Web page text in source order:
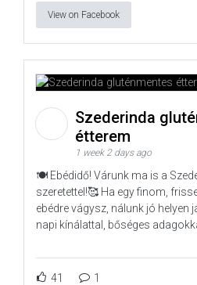
View on Facebook
Szederinda
étterem
1 week 2 days ago
🍽️ Ebédidő! Várunk ma is a
szeretettel!🥰 Ha egy finom,
ebédre vágysz, nálunk jó helyen
napi kínálattal, bőséges
41 1